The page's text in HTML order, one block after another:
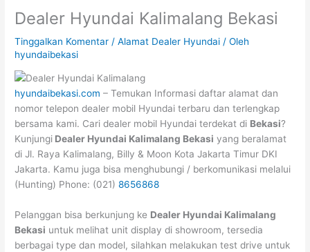
Dealer Hyundai Kalimalang Bekasi
Tinggalkan Komentar /Alamat Dealer Hyundai / Oleh
hyundaibekasi
hyundaibekasi.com– Temukan Informasi daftar alamat dan
nomor telepon dealer mobil Hyundai terbaru dan terlengkap
bersama kami. Cari dealer mobil Hyundai terdekat di Bekasi?
Kunjungi Dealer Hyundai Kalimalang Bekasi yang beralamat
di Jl. Raya Kalimalang, Billy & Moon Kota Jakarta Timur DKI
Jakarta. Kamu juga bisa menghubungi / berkomunikasi melalui
(Hunting) Phone: (021)8656868
Pelanggan bisa berkunjung ke Dealer Hyundai Kalimalang
Bekasi untuk melihat unit display di showroom, tersedia
berbagai type dan model, silahkan melakukan test drive untuk